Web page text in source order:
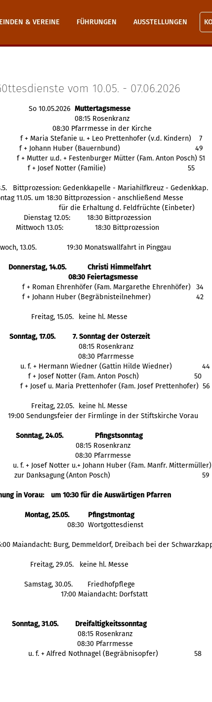
& VEREINE FÜHRUNGEN AUSSTELLUNGEN
vom 10.05. - 07.06.2026
So 10.05.2026 Muttertagsmesse
08:15 Rosenkranz
08:30 Pfarrmesse in der Kirche
f + Maria Stefanie u. + Leo Prettenhofer (v.d. Kindern) 7
f + Johann Huber (Bauernbund)
49
f + Mutter u.d. + Festenburger Mütter (Fam. Anton Posch) 51
f + Josef Notter (Familie)
55
Bittprozession: Gedenkkapelle - Mariahilfkreuz - Gedenkkap.
11.05. um 18:30 Bittprozession - anschließend Messe
für die Erhaltung d. Feldfrüchte (Einbeter)
Dienstag 12.05:
18:30 Bittprozession
Mittwoch 13.05:
18:30 Bittprozession
13.05. 19:30 Monatswallfahrt in Pinggau
Donnerstag, 14.05.
Christi Himmelfahrt
08:30 Feiertagsmesse
  f + Roman Ehrenhöfer (Fam. Margarethe Ehrenhöfer)
  34
  f + Johann Huber (Begräbnisteilnehmer)
  42
Freitag, 15.05. keine hl. Messe
Sonntag, 17.05.
7. Sonntag der Osterzeit
   08:15 Rosenkranz
   08:30 Pfarrmesse
44
    f + Josef Notter (Fam. Anton Posch)
50
    f + Josef u. Maria Prettenhofer (Fam. Josef Prettenhofer)  56
Freitag, 22.05.
keine hl. Messe
19:00 Sendungsfeier der Firmlinge in der Stiftskirche Vorau
Sonntag, 24.05.
Pfingstsonntag
08:15 Rosenkranz
08:30 Pfarrmesse
u. f. + Josef Notter u.+ Johann Huber (Fam. Manfr. Mittermüller)
zur Danksagung (Anton Posch)
59
in Vorau: um 10:30 für die Auswärtigen Pfarren
Montag, 25.05.
Pfingstmontag
  08:30  Wortgottesdienst
Maiandacht: Burg, Demmeldorf, Dreibach bei der
Freitag, 29.05. keine hl. Messe
Samstag, 30.05.
Friedhofpflege
17:00 Maiandacht: Dorfstatt
Sonntag, 31.05.
Dreifaltigkeitssonntag
  08:15 Rosenkranz
  08:30 Pfarrmesse
            u. f. + Alfred Nothnagel (Begräbnisopfer)
58